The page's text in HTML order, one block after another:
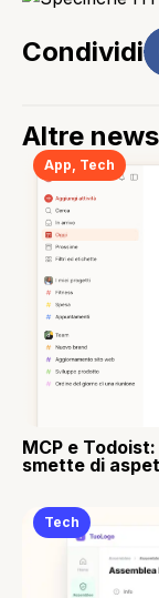
Condividi
Altre news
App, Tech
MCP e
smette di
Tech